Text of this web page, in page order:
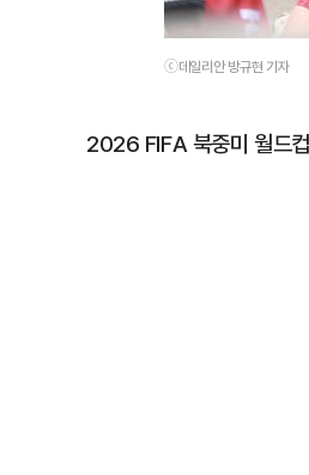
ⓒ데일리안 방규현 기자
2026 FIFA 북중미 월드